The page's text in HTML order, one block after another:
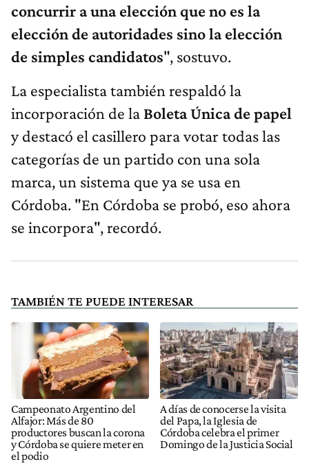
concurrir a una elección que no es la
elección de autoridades sino la elección
de simples candidatos", sostuvo.
La especialista también respaldó la
incorporación de la Boleta Única de papel
y destacó el casillero para votar todas las
categorías de un partido con una sola
marca, un sistema que ya se usa en
Córdoba. "En Córdoba se probó, eso ahora
se incorpora", recordó.
TAMBIÉN TE PUEDE INTERESAR
Campeonato Argentino del
Alfajor: Más de 80
productores buscan la corona
y Córdoba se quiere meter en
el podio
A días de conocerse la visita
del Papa, la Iglesia de
Córdoba celebra el primer
Domingo de la Justicia Social